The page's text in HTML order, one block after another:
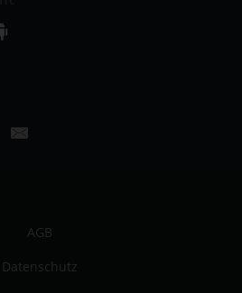
AGB
Datenschutz